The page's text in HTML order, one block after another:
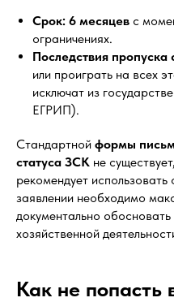
Срок: 6 месяцев с
ограничениях.
Последствия пропуска
или проиграть на всех
исключат из
ЕГРИП).
Стандартной формы
статуса ЗСК не
рекомендует
заявлении необходимо
документально
хозяйственной
Как не попасть